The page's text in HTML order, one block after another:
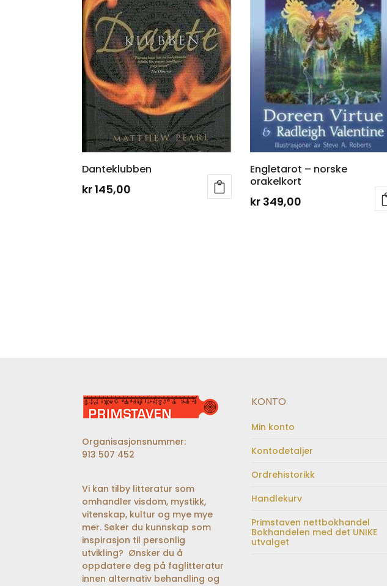
Danteklubben
kr145,00
Engletarot – norske
orakelkort
kr 349,00
Organisasjonsnummer:
913 507 452
Vi kan tilby litteratur som
omhandler visdom, mystikk,
vitenskap, kultur og mye mye
mer. Søker du kunnskap som
inspirasjon til personlig
utvikling? Ønsker du å
oppdatere deg på faglitteratur
innen alternativ behandling og
KONTO
Min konto
Kontodetaljer
Ordrehistorikk
Handlekurv
Primstaven nettbokhandel
Bokhandelen med det UNIKE
utvalget